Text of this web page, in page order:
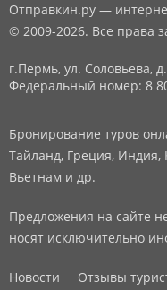
Отправкин.ру —
© 2009-2026. Все права
г.Пермь, ул. Соловьева,
Федеральный номер: 8
Бронирование туров
Тайланд, Греция,
Вьетнам и др.
Предложения на сайте
носят исключительно
Новости Отзывы